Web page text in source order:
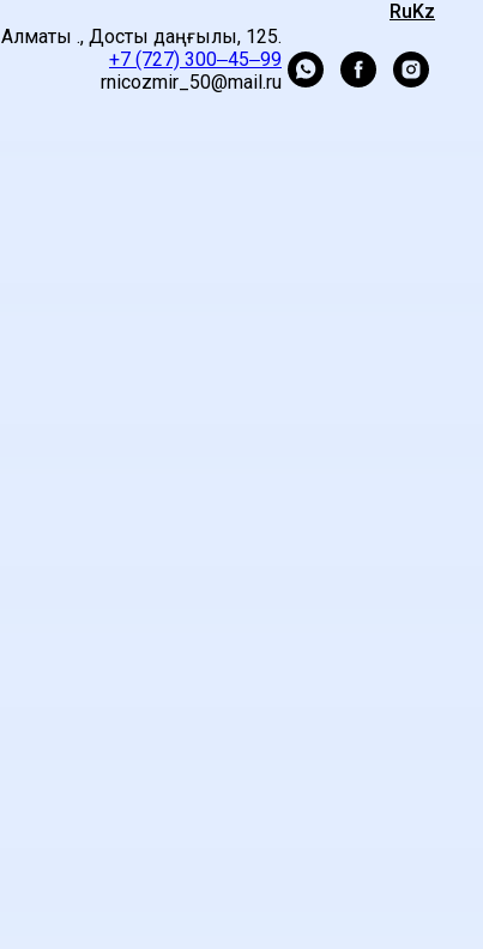
RuKz
Алматы қ., Достық даңғылы, 125.
+7 (727) 300‒45‒99
rnicozmir_50@mail.ru